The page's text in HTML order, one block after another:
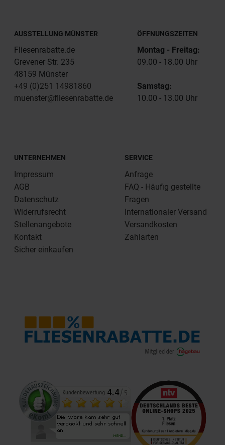
AUSSTELLUNG MÜNSTER
Fliesenrabatte.de
Grevener Str. 235
48159 Münster
+49 (0)251 14981860
muenster@fliesenrabatte.de
ÖFFNUNGSZEITEN
Montag - Freitag:
09.00 - 18.00 Uhr
Samstag:
10.00 - 13.00 Uhr
UNTERNEHMEN
Impressum
AGB
Datenschutz
Widerrufsrecht
Stellenangebote
Kontakt
Sicher einkaufen
SERVICE
Anfrage
FAQ - Häufig gestellte
Fragen
Internationaler Versand
Versandkosten
Zahlarten